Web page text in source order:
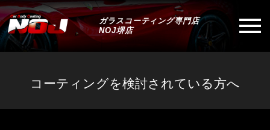
ガラスコーティング専門店
NOJ堺店
コーティングを検討されている方へ